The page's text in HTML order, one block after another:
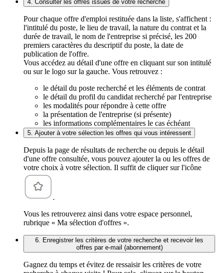
4. Consulter les offres issues de votre recherche
Pour chaque offre d'emploi restituée dans la liste, s'affichent :
l'intitulé du poste, le lieu de travail, la nature du contrat et la
durée de travail, le nom de l'entreprise si précisé, les 200
premiers caractères du descriptif du poste, la date de
publication de l'offre.
Vous accédez au détail d'une offre en cliquant sur son intitulé
ou sur le logo sur la gauche. Vous retrouvez :
le détail du poste recherché et les éléments de contrat
le détail du profil du candidat recherché par l'entreprise
les modalités pour répondre à cette offre
la présentation de l'entreprise (si présente)
les informations complémentaires le cas échéant
5. Ajouter à votre sélection les offres qui vous intéressent
Depuis la page de résultats de recherche ou depuis le détail
d'une offre consultée, vous pouvez ajouter la ou les offres de
votre choix à votre sélection. Il suffit de cliquer sur l'icône
.
Vous les retrouverez ainsi dans votre espace personnel,
rubrique « Ma sélection d'offres ».
6. Enregistrer les critères de votre recherche et recevoir les
offres par e-mail (abonnement)
Gagnez du temps et évitez de ressaisir les critères de votre